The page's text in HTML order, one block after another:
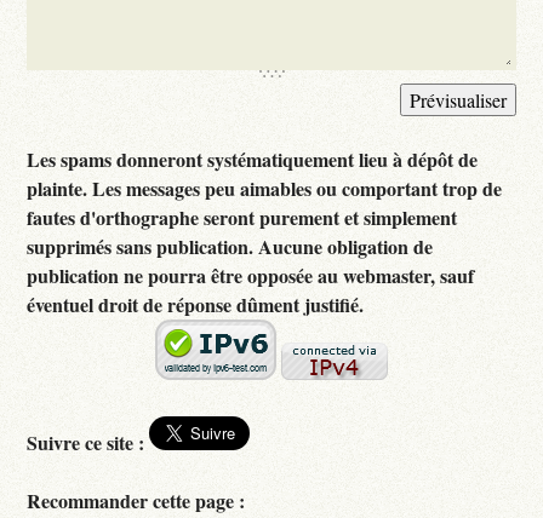
Les spams donneront systématiquement lieu à dépôt de
plainte. Les messages peu aimables ou comportant trop de
fautes d'orthographe seront purement et simplement
supprimés sans publication. Aucune obligation de
publication ne pourra être opposée au webmaster, sauf
éventuel droit de réponse dûment justifié.
Suivre ce site :
Recommander cette page :